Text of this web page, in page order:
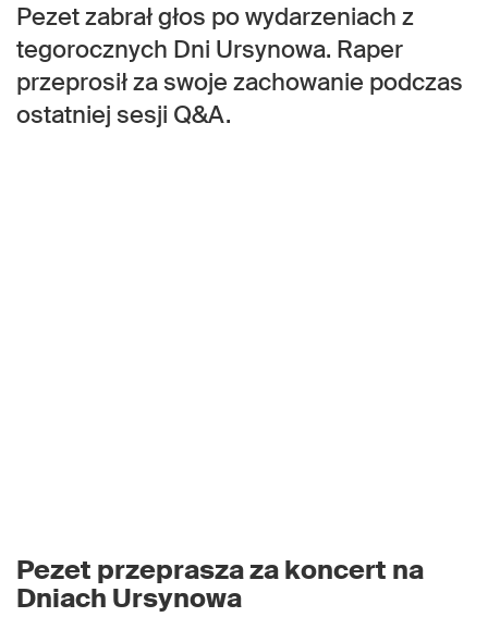
Pezet zabrał głos po wydarzeniach z
tegorocznych Dni Ursynowa. Raper
przeprosił za swoje zachowanie podczas
ostatniej sesji Q&A.
Pezet przeprasza za koncert na
Dniach Ursynowa